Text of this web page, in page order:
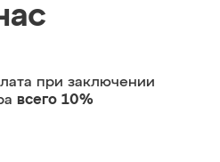
при заключении
всего 10%